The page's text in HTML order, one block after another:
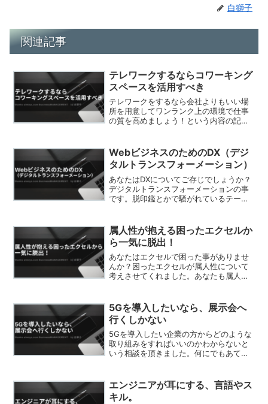
白獅子
関連記事
テレワークするならコワーキング
スペースを活用すべき
テレワークをするなら会社よりもいい場
所を用意してワンランク上の環境で仕事
の質を高めましょう！という内容の記事
います。急にテレワーク対応にされても
いったいどこで作業すれば...
WebビジネスのためのDX（デジ
タルトランスフォーメーション）
あなたはDXについてご存じでしょうか？
デジタルトランスフォーメーションの事
です。脱印鑑とかで騒がれているテーマ
スを考えているあなたの考えも少しまと
めてみて下さい。
属人性が抱える困ったエクセルか
ら一気に脱出！
あなたはエクセルで困った事がありませ
んか？困ったエクセルが属人性について
考えさせてくれました。あなたも属人化
い。エクセル(Excel)で困るみなさんご存
じのMicroso...
5Gを導入したいなら、展示会へ
行くしかない
5Gを導入したい企業の方からどのような
取り組みをすればいいのかわからないと
いう相談を頂きました。何にでもあては
で取り込めるのか、今後の課題で何をす
ればよいのかが見えてきます。
エンジニアが耳にする、言語やス
キル。